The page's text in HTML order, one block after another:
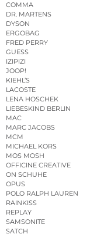
COMMA
DR. MARTENS
DYSON
ERGOBAG
FRED PERRY
GUESS
IZIPIZI
JOOP!
KIEHL’S
LACOSTE
LENA HOSCHEK
LIEBESKIND BERLIN
MAC
MARC JACOBS
MCM
MICHAEL KORS
MOS MOSH
OFFICINE CREATIVE
ON SCHUHE
OPUS
POLO RALPH LAUREN
RAINKISS
REPLAY
SAMSONITE
SATCH